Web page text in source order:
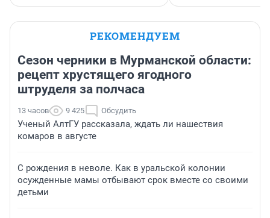
РЕКОМЕНДУЕМ
Сезон черники в Мурманской области:
рецепт хрустящего ягодного
штруделя за полчаса
13 часов 9 425 Обсудить
Ученый АлтГУ рассказала, ждать ли нашествия
комаров в августе
С рождения в неволе. Как в уральской колонии
осужденные мамы отбывают срок вместе со своими
детьми